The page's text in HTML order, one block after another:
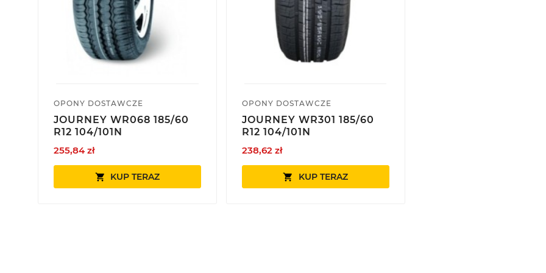
OPONY DOSTAWCZE
JOURNEY WR068 185/60
R12 104/101N
255,84 zł
 KUP TERAZ
OPONY DOSTAWCZE
JOURNEY WR301 185/60
R12 104/101N
238,62 zł
 KUP TERAZ